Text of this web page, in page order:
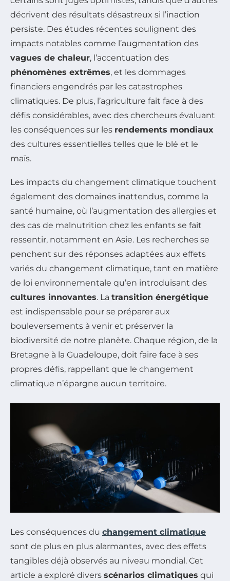
décrivent des résultats désastreux si l’inaction
persiste. Des études récentes soulignent des
impacts notables comme l’augmentation des
vagues de chaleur, l’accentuation des
phénomènes extrêmes, et les dommages
financiers engendrés par les catastrophes
climatiques. De plus, l’agriculture fait face à des
défis considérables, avec des chercheurs évaluant
les conséquences sur les rendements mondiaux
des cultures essentielles telles que le blé et le
maïs.
Les impacts du changement climatique touchent
également des domaines inattendus, comme la
santé humaine, où l’augmentation des allergies et
des cas de malnutrition chez les enfants se fait
ressentir, notamment en Asie. Les recherches se
penchent sur des réponses adaptées aux effets
variés du changement climatique, tant en matière
de loi environnementale qu’en introduisant des
cultures innovantes. La transition énergétique
est indispensable pour se préparer aux
bouleversements à venir et préserver la
biodiversité de notre planète. Chaque région, de la
Bretagne à la Guadeloupe, doit faire face à ses
propres défis, rappellant que le changement
climatique n’épargne aucun territoire.
Les conséquences du changement climatique
sont de plus en plus alarmantes, avec des effets
tangibles déjà observés au niveau mondial. Cet
article a exploré divers scénarios climatiques qui